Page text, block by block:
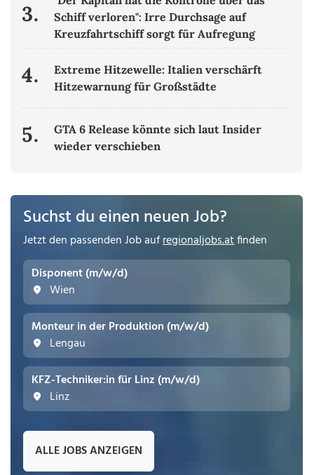
3.
Schiff verloren": Irre Durchsage auf
Kreuzfahrtschiff sorgt für Aufregung
4.
Extreme Hitzewelle: Italien verschärft
Hitzewarnung für Großstädte
5.
GTA 6 Release könnte sich laut Insider
wieder verschieben
Suchst du einen neuen Job?
Jetzt den passenden Job aufregionaljobs.atfinden
Disponent (m/w/d)
Wien
Monteur in der Produktion (m/w/d)
Lengau
KFZ-Techniker:in für Linz (m/w/d)
Linz
ALLE JOBS ANZEIGEN